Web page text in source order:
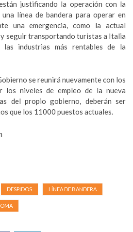
justificando la operación con la
una línea de bandera para operar en
una emergencia, como la actual
seguir transportando turistas a Italia
industrias más rentables de la
se reunirá nuevamente con los
los niveles de empleo de la nueva
del propio gobierno, deberán ser
que los 11000 puestos actuales.
DESPIDOS LÍNEA DE BANDERA